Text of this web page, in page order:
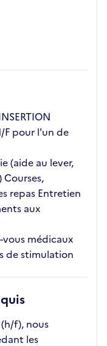
F pour l'un de
(aide au lever,
repas Entretien
aux
médicaux
de stimulation
f), nous
les